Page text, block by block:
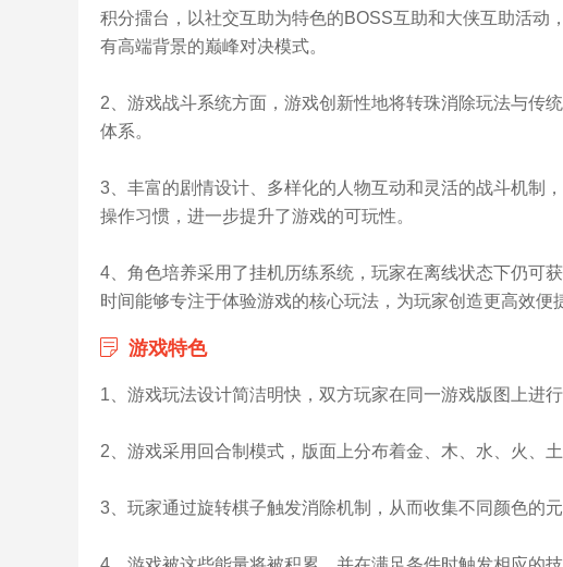
积分擂台，以社交互助为特色的BOSS互助和大侠互助活动
有高端背景的巅峰对决模式。
2、游戏战斗系统方面，游戏创新性地将转珠消除玩法与传
体系。
3、丰富的剧情设计、多样化的人物互动和灵活的战斗机制
操作习惯，进一步提升了游戏的可玩性。
4、角色培养采用了挂机历练系统，玩家在离线状态下仍可
时间能够专注于体验游戏的核心玩法，为玩家创造更高效便
游戏特色
1、游戏玩法设计简洁明快，双方玩家在同一游戏版图上进
2、游戏采用回合制模式，版面上分布着金、木、水、火、
3、玩家通过旋转棋子触发消除机制，从而收集不同颜色的元